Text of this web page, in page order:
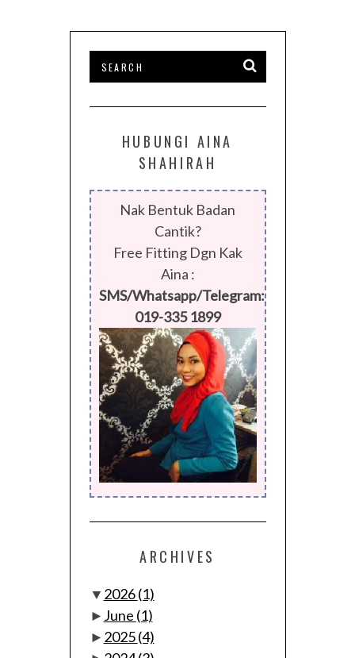
HUBUNGI AINA
SHAHIRAH
Nak Bentuk Badan
Cantik?
Free Fitting Dgn Kak
Aina :
SMS/Whatsapp/Telegram:
019-335 1899
ARCHIVES
▼ 2026(1)
► June (1)
► 2025(4)